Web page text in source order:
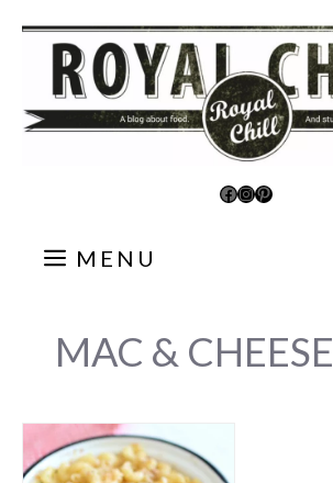
contenu
Facebook
Instagram
Pinterest
MENU
MAC & CHEESE